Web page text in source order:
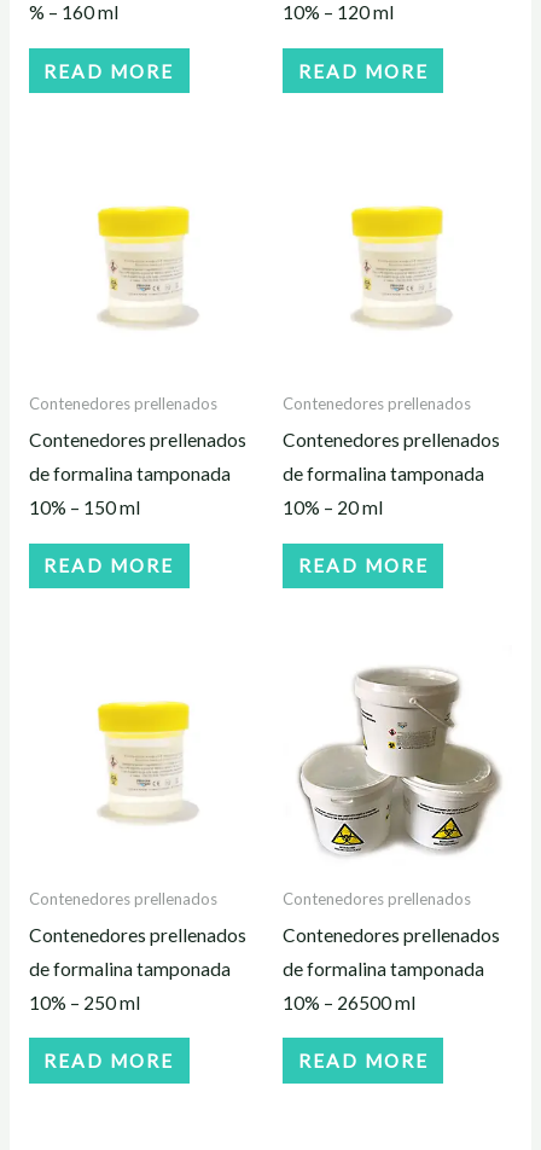
% – 160 ml
READ MORE
10% – 120 ml
READ MORE
Contenedores prellenados
Contenedores prellenados
de formalina tamponada
10% – 150 ml
READ MORE
Contenedores prellenados
Contenedores prellenados
de formalina tamponada
10% – 20 ml
READ MORE
Contenedores prellenados
Contenedores prellenados
de formalina tamponada
10% – 250 ml
READ MORE
Contenedores prellenados
Contenedores prellenados
de formalina tamponada
10% – 26500 ml
READ MORE